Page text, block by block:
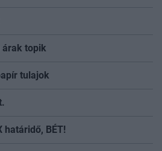
topik
tulajok
határidő, BÉT!